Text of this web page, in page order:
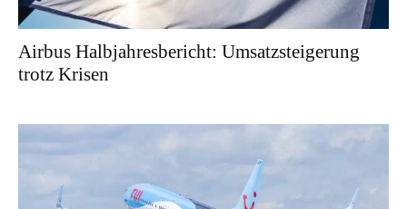
Airbus Halbjahresbericht: Umsatzsteigerung
trotz Krisen